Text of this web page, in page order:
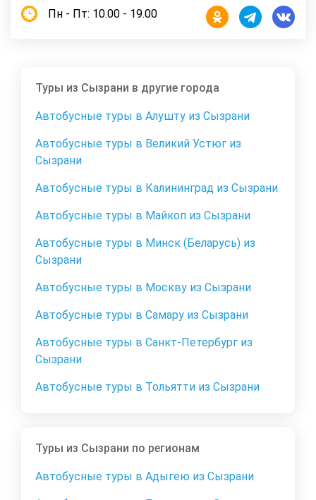
Пн - Пт: 10.00 - 19.00
Туры из Сызрани в другие города
Автобусные туры в Алушту из Сызрани
Автобусные туры в Великий Устюг из
Сызрани
Автобусные туры в Калининград из Сызрани
Автобусные туры в Майкоп из Сызрани
Автобусные туры в Минск (Беларусь) из
Сызрани
Автобусные туры в Москву из Сызрани
Автобусные туры в Самару из Сызрани
Автобусные туры в Санкт-Петербург из
Сызрани
Автобусные туры в Тольятти из Сызрани
Туры из Сызрани по регионам
Автобусные туры в Адыгею из Сызрани